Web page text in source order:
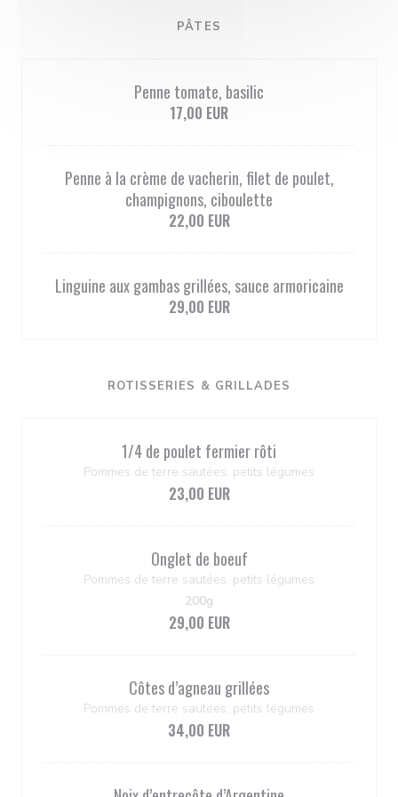
PÂTES
Penne tomate, basilic
17,00 EUR
Penne à la crème de vacherin, filet de poulet,
champignons, ciboulette
22,00 EUR
Linguine aux gambas grillées, sauce armoricaine
29,00 EUR
ROTISSERIES & GRILLADES
1/4 de poulet fermier rôti
Pommes de terre sautées, petits légumes
23,00 EUR
Onglet de boeuf
Pommes de terre sautées, petits légumes
29,00 EUR
200g
Côtes d’agneau grillées
Pommes de terre sautées, petits légumes
34,00 EUR